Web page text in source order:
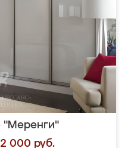
"Меренги"
000 руб.